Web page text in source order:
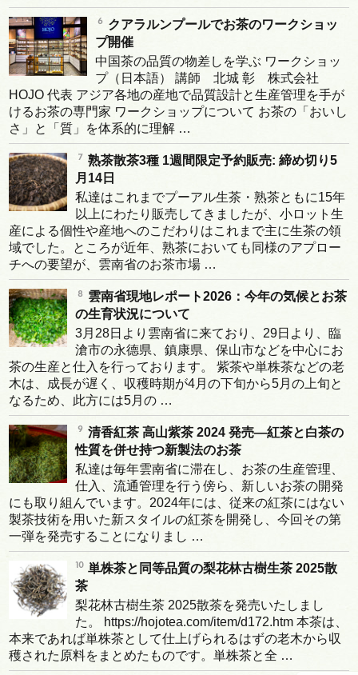
クアラルンプールでお茶のワークショッ
プ開催
中国茶の品質の物差しを学ぶ ワークショッ
プ（日本語） 講師 北城 彰 株式会社
HOJO 代表 アジア各地の産地で品質設計と生産管理を手が
けるお茶の専門家 ワークショップについて お茶の「おいし
さ」と「質」を体系的に理解 …
熟茶散茶3種 1週間限定予約販売: 締め切り5
月14日
私達はこれまでプーアル生茶・熟茶ともに15年
以上にわたり販売してきましたが、小ロット生
産による個性や産地へのこだわりはこれまで主に生茶の領
域でした。ところが近年、熟茶においても同様のアプロー
チへの要望が、雲南省のお茶市場 …
雲南省現地レポート2026：今年の気候とお茶
の生育状況について
3月28日より雲南省に来ており、29日より、臨
滄市の永德県、鎮康県、保山市などを中心にお
茶の生産と仕入を行っております。 紫茶や単株茶などの老
木は、成長が遅く、収穫時期が4月の下旬から5月の上旬と
なるため、此方には5月の …
清香紅茶 高山紫茶 2024 発売―紅茶と白茶の
性質を併せ持つ新製法のお茶
私達は毎年雲南省に滞在し、お茶の生産管理、
仕入、流通管理を行う傍ら、新しいお茶の開発
にも取り組んでいます。2024年には、従来の紅茶にはない
製茶技術を用いた新スタイルの紅茶を開発し、今回その第
一弾を発売することになりまし …
単株茶と同等品質の梨花林古樹生茶 2025散
茶
梨花林古樹生茶 2025散茶を発売いたしまし
た。 https://hojotea.com/item/d172.htm 本茶は、
本来であれば単株茶として仕上げられるはずの老木から収
穫された原料をまとめたものです。単株茶と全 …